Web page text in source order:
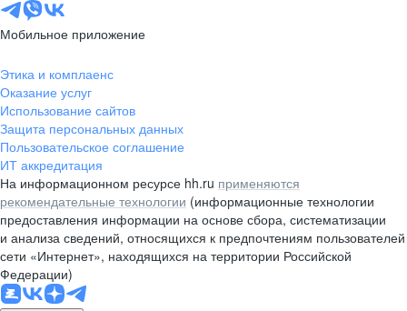
Мобильное приложение
Этика и комплаенс
Оказание услуг
Использование сайтов
Защита персональных данных
Пользовательское соглашение
ИТ аккредитация
На информационном ресурсе hh.ru применяются
рекомендательные технологии (информационные технологии
предоставления информации на основе сбора, систематизации
и анализа сведений, относящихся к предпочтениям пользователей
сети «Интернет», находящихся на территории Российской
Федерации)